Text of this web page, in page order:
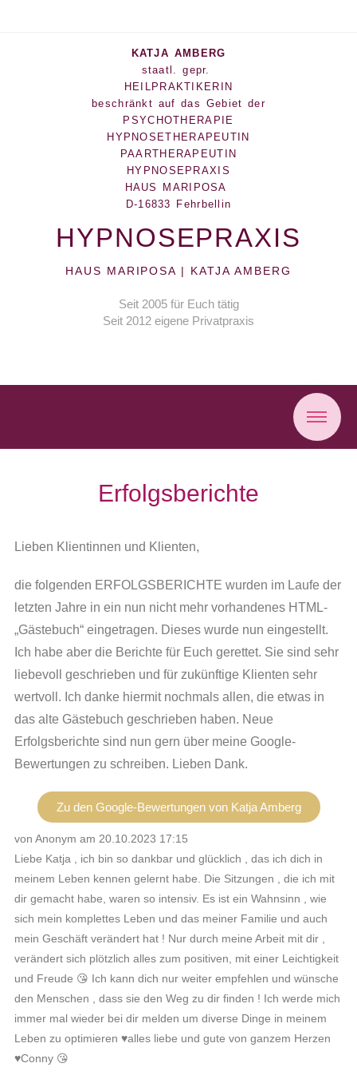
KATJA AMBERG
staatl. gepr.
HEILPRAKTIKERIN
beschränkt auf das Gebiet der
PSYCHOTHERAPIE
HYPNOSETHERAPEUTIN
PAARTHERAPEUTIN
HYPNOSEPRAXIS
HAUS MARIPOSA
D-16833 Fehrbellin
HYPNOSEPRAXIS
HAUS MARIPOSA | KATJA AMBERG
Seit 2005 für Euch tätig
Seit 2012 eigene Privatpraxis
Erfolgsberichte
Lieben Klientinnen und Klienten,
die folgenden ERFOLGSBERICHTE wurden im Laufe der
letzten Jahre in ein nun nicht mehr vorhandenes HTML-
„Gästebuch“ eingetragen. Dieses wurde nun eingestellt.
Ich habe aber die Berichte für Euch gerettet. Sie sind sehr
liebevoll geschrieben und für zukünftige Klienten sehr
wertvoll. Ich danke hiermit nochmals allen, die etwas in
das alte Gästebuch geschrieben haben. Neue
Erfolgsberichte sind nun gern über meine Google-
Bewertungen zu schreiben. Lieben Dank.
Zu den Google-Bewertungen von Katja Amberg
von Anonym am 20.10.2023 17:15
Liebe Katja , ich bin so dankbar und glücklich , das ich dich in
meinem Leben kennen gelernt habe. Die Sitzungen , die ich mit
dir gemacht habe, waren so intensiv. Es ist ein Wahnsinn , wie
sich mein komplettes Leben und das meiner Familie und auch
mein Geschäft verändert hat ! Nur durch meine Arbeit mit dir ,
verändert sich plötzlich alles zum positiven, mit einer Leichtigkeit
und Freude 😘 Ich kann dich nur weiter empfehlen und wünsche
den Menschen , dass sie den Weg zu dir finden ! Ich werde mich
immer mal wieder bei dir melden um diverse Dinge in meinem
Leben zu optimieren ♥️alles liebe und gute von ganzem Herzen
♥️Conny 😘